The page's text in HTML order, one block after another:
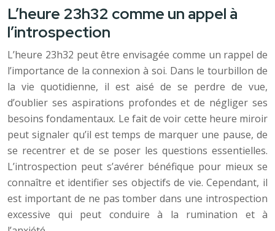
L’heure 23h32 comme un appel à
l’introspection
L’heure 23h32 peut être envisagée comme un rappel de
l’importance de la connexion à soi. Dans le tourbillon de
la vie quotidienne, il est aisé de se perdre de vue,
d’oublier ses aspirations profondes et de négliger ses
besoins fondamentaux. Le fait de voir cette heure miroir
peut signaler qu’il est temps de marquer une pause, de
se recentrer et de se poser les questions essentielles.
L’introspection peut s’avérer bénéfique pour mieux se
connaître et identifier ses objectifs de vie. Cependant, il
est important de ne pas tomber dans une introspection
excessive qui peut conduire à la rumination et à